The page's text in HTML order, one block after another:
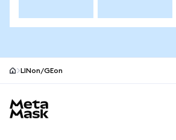
LINon/GEon